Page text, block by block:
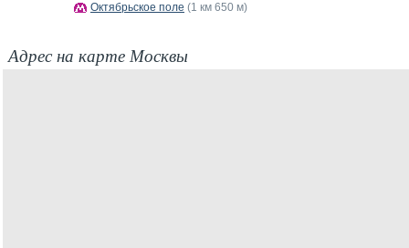
Октябрьское поле (1 км 650 м)
Адрес на карте Москвы